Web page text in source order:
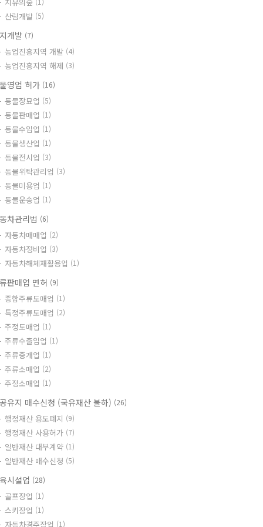
산림개발 (5)
개발 (7)
농업진흥지역 개발 (4)
농업진흥지역 해제 (3)
영업 허가 (16)
동물장묘업 (5)
동물판매업 (1)
동물수입업 (1)
동물생산업 (1)
동물전시업 (3)
동물위탁관리업 (3)
동물미용업 (1)
동물운송업 (1)
차관리법 (6)
자동차매매업 (2)
자동차정비업 (3)
자동차해체재활용업 (1)
판매업 면허 (9)
종합주류도매업 (1)
특정주류도매업 (2)
주정도매업 (1)
주류수출입업 (1)
주류중개업 (1)
주류소매업 (2)
주정소매업 (1)
유지 매수신청 (국유재산 불하) (26)
행정재산 용도폐지 (9)
행정재산 사용허가 (7)
일반재산 대부계약 (1)
일반재산 매수신청 (5)
시설업 (28)
골프장업 (1)
스키장업 (1)
자동차경주장업 (1)